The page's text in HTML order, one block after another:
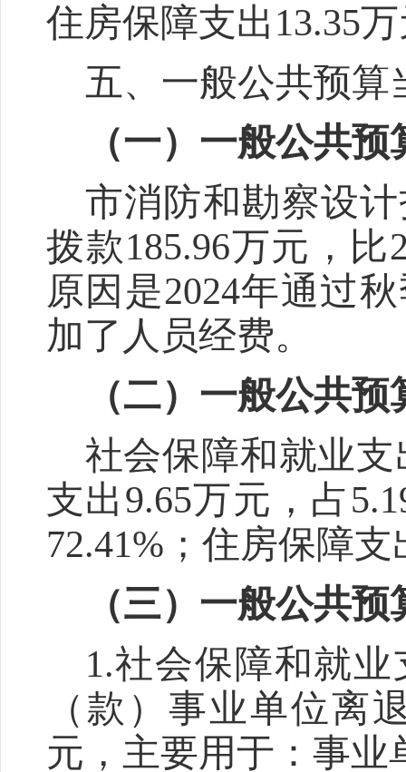
住房保障支出13.35
五、一般公共预算
（一）一般公共
市消防和勘察设
拨款185.96万元，比
原因是2024年通过
加了人员经费。
（二）一般公共
社会保障和就业支
支出9.65万元，占
72.41% ；住房保障支
（三）一般公共
1.社会保障和就
（款）事业单位离
元，主要用于：事